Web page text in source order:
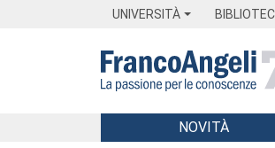
UNIVERSITÀ
Menu
NOVITÀ